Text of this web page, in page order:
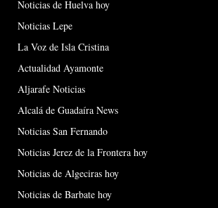
Noticias de Huelva hoy
Noticias Lepe
La Voz de Isla Cristina
Actualidad Ayamonte
Aljarafe Noticias
Alcalá de Guadaíra News
Noticias San Fernando
Noticias Jerez de la Frontera hoy
Noticias de Algeciras hoy
Noticias de Barbate hoy